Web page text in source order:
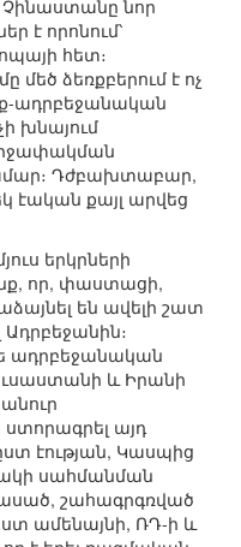
Չինաստանը նոր
է որոնում՝
հետ։
ձեռքբերում է ոչ
ադրբեջանական
խնայում
Դժբախտաբար,
էական քայլ արվեց
երկրների
որ, փաստացի,
են ավելի շատ
Ադրբեջանին։
ադրբեջանական
և Իրանի
ստորագրել այդ
էության, Կասպից
սահմանման
շահագրգռված
ամենայնի, ՌԴ-ի և